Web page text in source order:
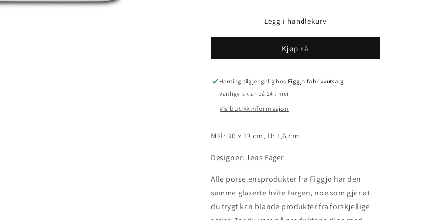
30x13
-
Hvit
Figgjo
30x13
-
Hvit
Legg i handlekurv
Kjøp nå
Henting tilgjengelig hos Figgjo fabrikkutsalg
Vanligvis klar på 24 timer
Vis butikkinformasjon
Mål: 30 x 13 cm, H: 1,6 cm
Designer: Jens Fager
Alle porselensprodukter fra Figgjo har den
samme glaserte hvite fargen, noe som gjør at
du trygt kan blande produkter fra forskjellige